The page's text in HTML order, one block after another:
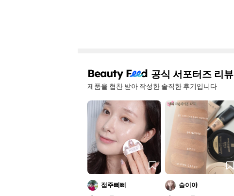
공식 서포터즈 리뷰
제품을 협찬 받아 작성한 솔직한 후기입니다
점주삐삐 슬이야